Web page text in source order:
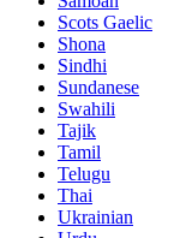
Scots Gaelic
Shona
Sindhi
Sundanese
Swahili
Tajik
Tamil
Telugu
Thai
Ukrainian